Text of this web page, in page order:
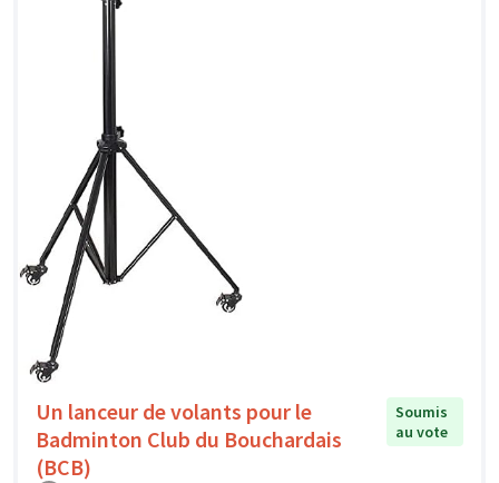
Un lanceur de volants pour le
Badminton Club du Bouchardais
(BCB)
Soumis
au vote